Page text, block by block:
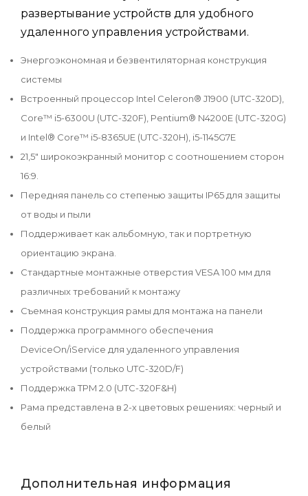
развертывание устройств для удобного
удаленного управления устройствами.
Энергоэкономная и безвентиляторная конструкция
системы
Встроенный процессор Intel Celeron® J1900 (UTC-320D),
Core™ i5-6300U (UTC-320F), Pentium® N4200E (UTC-320G)
и Intel® Core™ i5-8365UE (UTC-320H), i5-1145G7E
21,5" широкоэкранный монитор с соотношением сторон
16:9.
Передняя панель со степенью защиты IP65 для защиты
от воды и пыли
Поддерживает как альбомную, так и портретную
ориентацию экрана.
Стандартные монтажные отверстия VESA 100 мм для
различных требований к монтажу
Съемная конструкция рамы для монтажа на панели
Поддержка программного обеспечения
DeviceOn/iService для удаленного управления
устройствами (только UTC-320D/F)
Поддержка TPM 2.0 (UTC-320F&H)
Рама представлена в 2-х цветовых решениях: черный и
белый
Дополнительная информация